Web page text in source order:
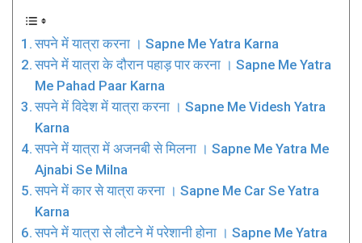
सपने में यात्रा करना । Sapne Me Yatra Karna
सपने में यात्रा के दौरान पहाड़ पार करना । Sapne Me Yatra
Me Pahad Paar Karna
सपने में विदेश में यात्रा करना । Sapne Me Videsh Yatra
Karna
सपने में यात्रा में अजनबी से मिलना । Sapne Me Yatra Me
Ajnabi Se Milna
सपने में कार से यात्रा करना । Sapne Me Car Se Yatra
Karna
सपने में यात्रा से लौटने में परेशानी होना । Sapne Me Yatra